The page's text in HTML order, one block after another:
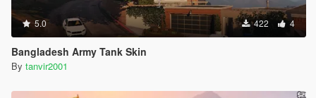
5.0 422 4
Bangladesh Army Tank Skin
By tanvir2001